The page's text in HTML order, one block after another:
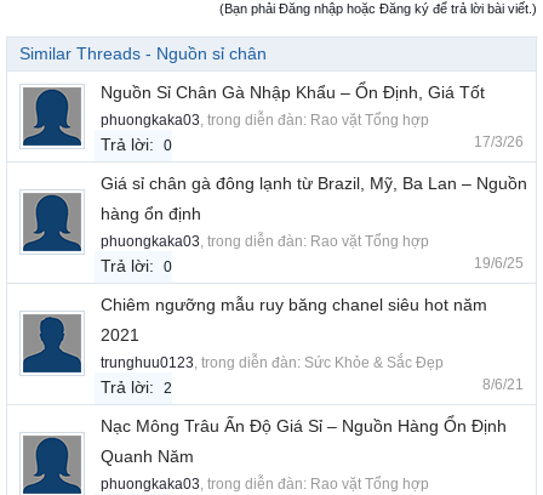
(Bạn phải Đăng nhập hoặc Đăng ký để trả lời bài viết.)
Similar Threads - Nguồn sỉ chân
Nguồn Sỉ Chân Gà Nhập Khẩu – Ổn Định, Giá Tốt
phuongkaka03, trong diễn đàn: Rao vặt Tổng hợp
Trả lời: 0 17/3/26
Giá sỉ chân gà đông lạnh từ Brazil, Mỹ, Ba Lan – Nguồn
hàng ổn định
phuongkaka03, trong diễn đàn: Rao vặt Tổng hợp
Trả lời: 0 19/6/25
Chiêm ngưỡng mẫu ruy băng chanel siêu hot năm
2021
trunghuu0123, trong diễn đàn: Sức Khỏe & Sắc Đẹp
Trả lời: 2 8/6/21
Nạc Mông Trâu Ấn Độ Giá Sỉ – Nguồn Hàng Ổn Định
Quanh Năm
phuongkaka03, trong diễn đàn: Rao vặt Tổng hợp